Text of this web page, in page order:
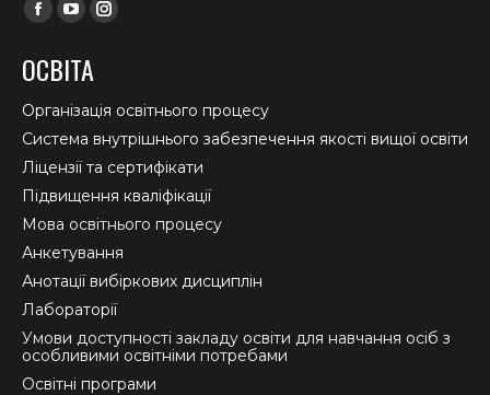
Facebook
opens
in
new
window
YouTube
opens
in
new
window
Instagram
in
new
window
ОСВІТА
Організація освітнього процесу
Система внутрішнього забезпечення якості вищої освіти
Ліцензії та сертифікати
Підвищення кваліфікації
Мова освітнього процесу
Анкетування
Анотації вибіркових дисциплін
Лабораторії
Умови доступності закладу освіти для навчання осіб з
особливими освітніми потребами
Освітні програми